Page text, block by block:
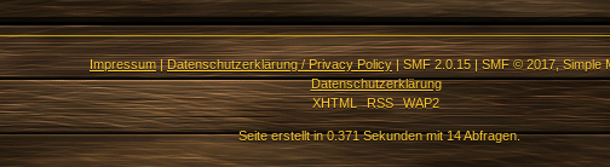
Impressum|Datenschutzerklärung / Privacy Policy|SMF 2.0.15|SMF © 2017,Simple
Datenschutzerklärung
XHTML
RSS WAP2
Seite erstellt in 0.371 Sekunden mit 14 Abfragen.